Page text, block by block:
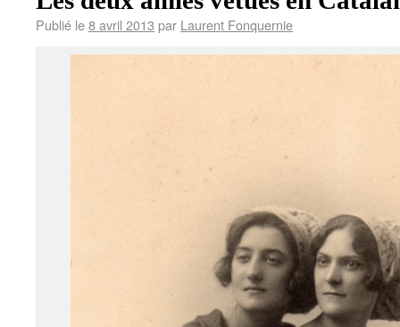
Publié le8 avril 2013 par Laurent Fonquernie